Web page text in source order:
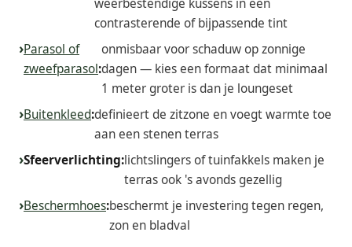
weerbestendige kussens in een
contrasterende of bijpassende tint
Parasol of
zweefparasol:
onmisbaar voor schaduw op zonnige
dagen — kies een formaat dat minimaal
1 meter groter is dan je loungeset
Buitenkleed:definieert de zitzone en voegt warmte toe
aan een stenen terras
Sfeerverlichting:lichtslingers of tuinfakkels maken je
terras ook 's avonds gezellig
Beschermhoes:beschermt je investering tegen regen,
zon en bladval